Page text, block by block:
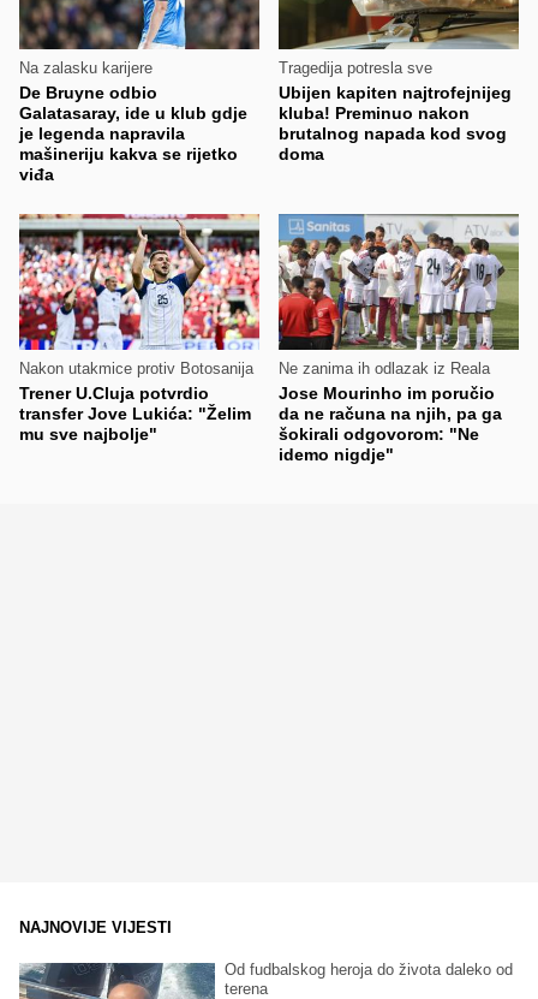
Na zalasku karijere
De Bruyne odbio
Galatasaray, ide u klub gdje
je legenda napravila
mašineriju kakva se rijetko
viđa
Tragedija potresla sve
Ubijen kapiten najtrofejnijeg
kluba! Preminuo nakon
brutalnog napada kod svog
doma
Nakon utakmice protiv Botosanija
Trener U.Cluja potvrdio
transfer Jove Lukića: "Želim
mu sve najbolje"
Ne zanima ih odlazak iz Reala
Jose Mourinho im poručio
da ne računa na njih, pa ga
šokirali odgovorom: "Ne
idemo nigdje"
NAJNOVIJE VIJESTI
Od fudbalskog heroja do života daleko od
terena